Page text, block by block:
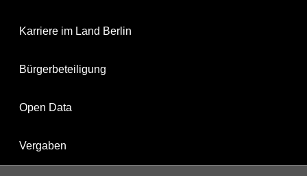
Karriere im Land Berlin
Bürgerbeteiligung
Open Data
Vergaben